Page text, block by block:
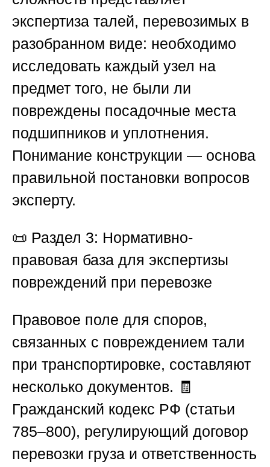
экспертиза талей, перевозимых в
разобранном виде: необходимо
исследовать каждый узел на
предмет того, не были ли
повреждены посадочные места
подшипников и уплотнения.
Понимание конструкции — основа
правильной постановки вопросов
эксперту.
📜 Раздел 3: Нормативно-
правовая база для экспертизы
повреждений при перевозке
Правовое поле для споров,
связанных с повреждением тали
при транспортировке, составляют
несколько документов. 🧾
Гражданский кодекс РФ (статьи
785–800), регулирующий договор
перевозки груза и ответственность